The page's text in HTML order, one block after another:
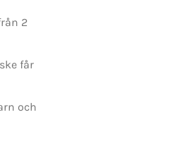
2
får
och